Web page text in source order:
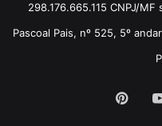
298.176.665.115 CNPJ/
Pascoal Pais, nº 525, 5º